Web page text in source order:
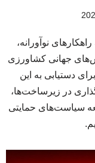
نوآورانه،
جهانی کشاورزی
دستیابی به این
در زیرساخت‌ها،
سیاست‌های حمایتی